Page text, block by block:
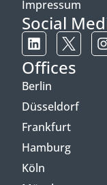
Impressum
Social
Offices
Berlin
Düsseldorf
Frankfurt
Hamburg
Köln